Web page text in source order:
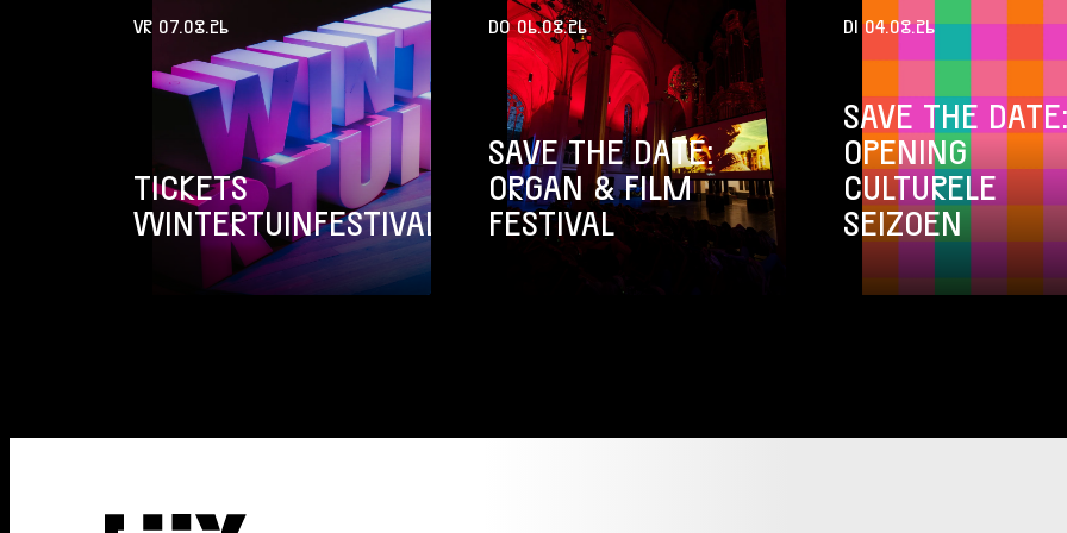
VR 07.08.26
TICKETS
WINTERTUINFESTIVAL
DO 06.08.26
SAVE THE DATE:
ORGAN & FILM
FESTIVAL
DI 04.08.26
SAVE THE DATE:
OPENING
CULTURELE
SEIZOEN